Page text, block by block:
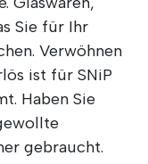
Sie für Ihr
Verwöhnen
ist für SNiP
Haben Sie
gebraucht.